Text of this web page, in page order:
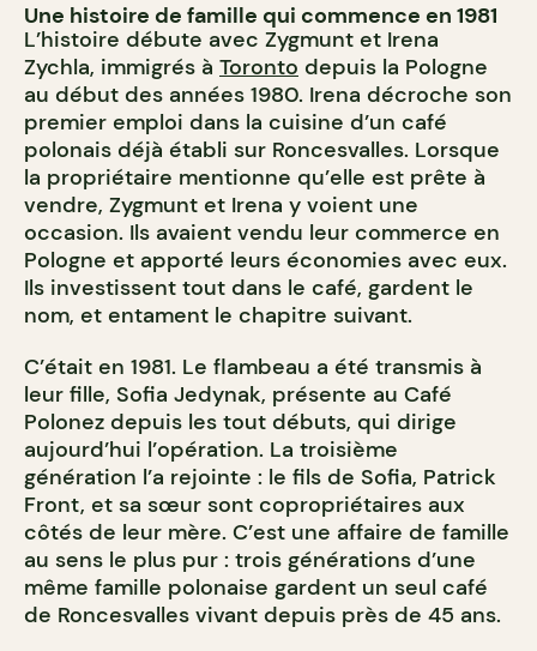
Une histoire de famille qui commence en 1981
L’histoire débute avec Zygmunt et Irena
Zychla, immigrés à Toronto depuis la Pologne
au début des années 1980. Irena décroche son
premier emploi dans la cuisine d’un café
polonais déjà établi sur Roncesvalles. Lorsque
la propriétaire mentionne qu’elle est prête à
vendre, Zygmunt et Irena y voient une
occasion. Ils avaient vendu leur commerce en
Pologne et apporté leurs économies avec eux.
Ils investissent tout dans le café, gardent le
nom, et entament le chapitre suivant.
C’était en 1981. Le flambeau a été transmis à
leur fille, Sofia Jedynak, présente au Café
Polonez depuis les tout débuts, qui dirige
aujourd’hui l’opération. La troisième
génération l’a rejointe : le fils de Sofia, Patrick
Front, et sa sœur sont copropriétaires aux
côtés de leur mère. C’est une affaire de famille
au sens le plus pur : trois générations d’une
même famille polonaise gardent un seul café
de Roncesvalles vivant depuis près de 45 ans.